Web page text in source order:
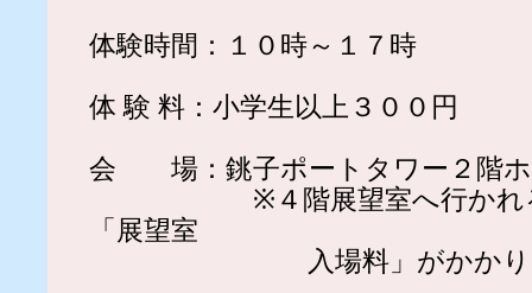
体験時間：１０時～１７時
体 験 料：小学生以上３００円
会 場：銚子ポートタワー２階
※４階展望室へ行かれる
「展望室
入場料」がかかり